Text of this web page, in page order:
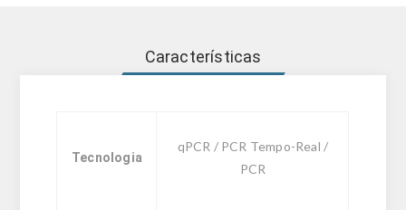
Características
Tecnologia
qPCR / PCR Tempo-Real /
PCR